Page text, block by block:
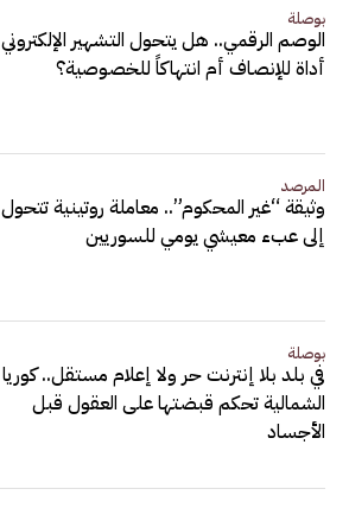
بوصلة
الوصم الرقمي.. هل يتحول التشهير الإلكتروني
أداة للإنصاف أم انتهاكاً للخصوصية؟
المرصد
وثيقة “غير المحكوم”.. معاملة روتينية تتحول
إلى عبء معيشي يومي للسوريين
بوصلة
في بلد بلا إنترنت حر ولا إعلام مستقل.. كوريا
الشمالية تحكم قبضتها على العقول قبل
الأجساد